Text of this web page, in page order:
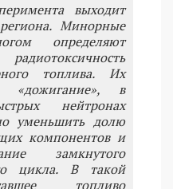
выходит
Минорные
определяют
топлива. Их
«дожигание», в
нейтронах
уменьшить долю
компонентов и
замкнутого
цикла. В такой
топливо